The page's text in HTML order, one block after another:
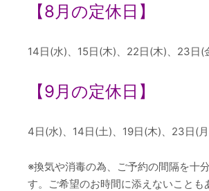
【8 月の定休日】
14日(水)、15日(木)、22日(木)、23日(
【9 月の定休日】
4日(水)、14日(土)、19日(木)、23日(
※換気や消毒の為、ご予約の間隔を十
す。ご希望のお時間に添えないことも